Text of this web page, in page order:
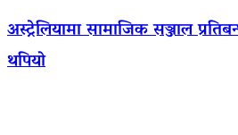
अस्ट्रेलियामा सामाजिक सञ्जाल
थपियो